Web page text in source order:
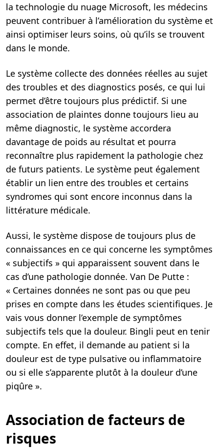
la technologie du nuage Microsoft, les médecins
peuvent contribuer à l’amélioration du système et
ainsi optimiser leurs soins, où qu’ils se trouvent
dans le monde.
Le système collecte des données réelles au sujet
des troubles et des diagnostics posés, ce qui lui
permet d’être toujours plus prédictif. Si une
association de plaintes donne toujours lieu au
même diagnostic, le système accordera
davantage de poids au résultat et pourra
reconnaître plus rapidement la pathologie chez
de futurs patients. Le système peut également
établir un lien entre des troubles et certains
syndromes qui sont encore inconnus dans la
littérature médicale.
Aussi, le système dispose de toujours plus de
connaissances en ce qui concerne les symptômes
« subjectifs » qui apparaissent souvent dans le
cas d’une pathologie donnée. Van De Putte :
« Certaines données ne sont pas ou que peu
prises en compte dans les études scientifiques. Je
vais vous donner l’exemple de symptômes
subjectifs tels que la douleur. Bingli peut en tenir
compte. En effet, il demande au patient si la
douleur est de type pulsative ou inflammatoire
ou si elle s’apparente plutôt à la douleur d’une
piqûre ».
Association de facteurs de
risques